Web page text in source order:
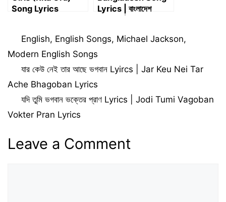
Song Lyrics
Lyrics | বাংলাদেশ
Bangladesh 1971
Categories
English, English Songs, Michael Jackson,
Modern English Songs
যার কেউ নেই তার আছে ভগবান Lyircs | Jar Keu Nei Tar
Ache Bhagoban Lyrics
যদি তুমি ভগবান ভক্তের প্রাণ Lyrics | Jodi Tumi Vagoban
Vokter Pran Lyrics
Leave a Comment